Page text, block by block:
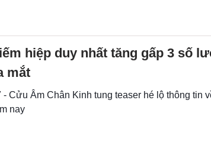
hiệp duy nhất tăng gấp 3 số
mắt
- Cửu Âm Chân Kinh tung teaser hé lộ thông tin
nay